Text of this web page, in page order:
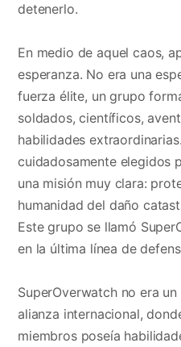
detenerlo.
En medio de aquel caos,
esperanza. No era una
fuerza élite, un grupo
soldados, científicos,
habilidades
cuidadosamente elegidos
una misión muy clara:
humanidad del daño
Este grupo se llamó
en la última línea de
SuperOverwatch no era
alianza internacional,
miembros poseía